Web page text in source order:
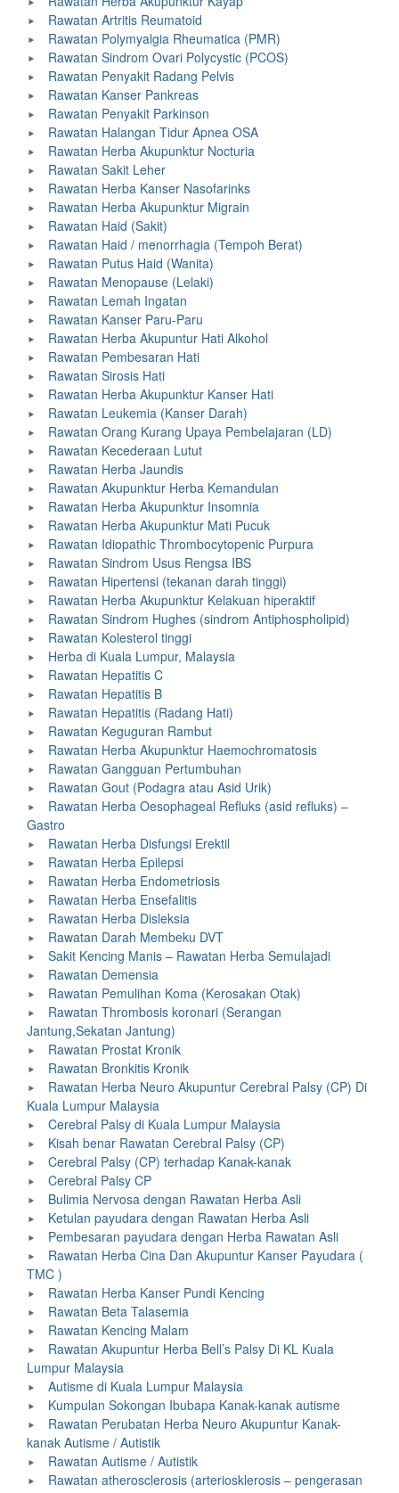
Rawatan Artritis Reumatoid
Rawatan Polymyalgia Rheumatica (PMR)
Rawatan Sindrom Ovari Polycystic (PCOS)
Rawatan Penyakit Radang Pelvis
Rawatan Kanser Pankreas
Rawatan Penyakit Parkinson
Rawatan Halangan Tidur Apnea OSA
Rawatan Herba Akupunktur Nocturia
Rawatan Sakit Leher
Rawatan Herba Kanser Nasofarinks
Rawatan Herba Akupunktur Migrain
Rawatan Haid (Sakit)
Rawatan Haid / menorrhagia (Tempoh Berat)
Rawatan Putus Haid (Wanita)
Rawatan Menopause (Lelaki)
Rawatan Lemah Ingatan
Rawatan Kanser Paru-Paru
Rawatan Herba Akupuntur Hati Alkohol
Rawatan Pembesaran Hati
Rawatan Sirosis Hati
Rawatan Herba Akupunktur Kanser Hati
Rawatan Leukemia (Kanser Darah)
Rawatan Orang Kurang Upaya Pembelajaran (LD)
Rawatan Kecederaan Lutut
Rawatan Herba Jaundis
Rawatan Akupunktur Herba Kemandulan
Rawatan Herba Akupunktur Insomnia
Rawatan Herba Akupunktur Mati Pucuk
Rawatan Idiopathic Thrombocytopenic Purpura
Rawatan Sindrom Usus Rengsa IBS
Rawatan Hipertensi (tekanan darah tinggi)
Rawatan Herba Akupunktur Kelakuan hiperaktif
Rawatan Sindrom Hughes (sindrom Antiphospholipid)
Rawatan Kolesterol tinggi
Herba di Kuala Lumpur, Malaysia
Rawatan Hepatitis C
Rawatan Hepatitis B
Rawatan Hepatitis (Radang Hati)
Rawatan Keguguran Rambut
Rawatan Herba Akupunktur Haemochromatosis
Rawatan Gangguan Pertumbuhan
Rawatan Gout (Podagra atau Asid Urik)
Rawatan Herba Oesophageal Refluks (asid refluks) –
Gastro
Rawatan Herba Disfungsi Erektil
Rawatan Herba Epilepsi
Rawatan Herba Endometriosis
Rawatan Herba Ensefalitis
Rawatan Herba Disleksia
Rawatan Darah Membeku DVT
Sakit Kencing Manis – Rawatan Herba Semulajadi
Rawatan Demensia
Rawatan Pemulihan Koma (Kerosakan Otak)
Rawatan Thrombosis koronari (Serangan
Jantung,Sekatan Jantung)
Rawatan Prostat Kronik
Rawatan Bronkitis Kronik
Rawatan Herba Neuro Akupuntur Cerebral Palsy (CP) Di
Kuala Lumpur Malaysia
Cerebral Palsy di Kuala Lumpur Malaysia
Kisah benar Rawatan Cerebral Palsy (CP)
Cerebral Palsy (CP) terhadap Kanak-kanak
Cerebral Palsy CP
Bulimia Nervosa dengan Rawatan Herba Asli
Ketulan payudara dengan Rawatan Herba Asli
Pembesaran payudara dengan Herba Rawatan Asli
Rawatan Herba Cina Dan Akupuntur Kanser Payudara (
TMC )
Rawatan Herba Kanser Pundi Kencing
Rawatan Beta Talasemia
Rawatan Kencing Malam
Rawatan Akupuntur Herba Bell’s Palsy Di KL Kuala
Lumpur Malaysia
Autisme di Kuala Lumpur Malaysia
Kumpulan Sokongan Ibubapa Kanak-kanak autisme
Rawatan Perubatan Herba Neuro Akupuntur Kanak-
kanak Autisme / Autistik
Rawatan Autisme / Autistik
Rawatan atherosclerosis (arteriosklerosis – pengerasan